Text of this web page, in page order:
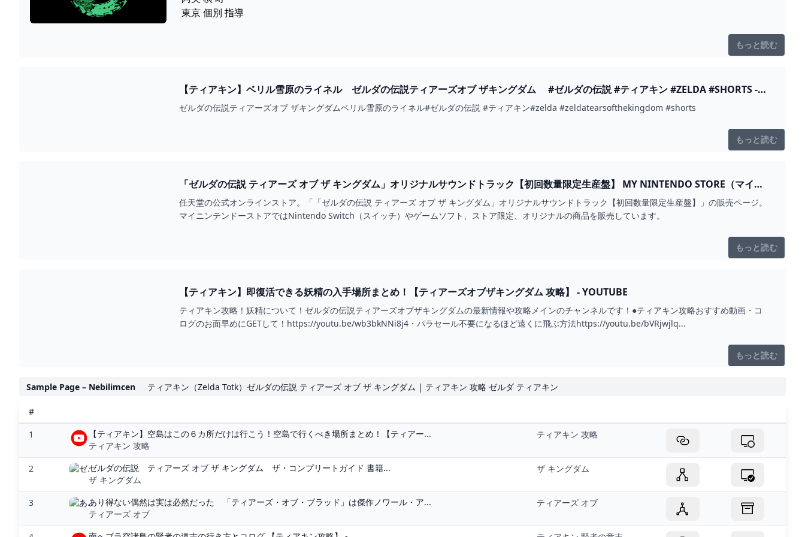
東京 個別 指導
もっと読む
【ティアキン】ベリル雪原のライネル ゼルダの伝説ティアーズオブ ザキングダム #ゼルダの伝説 #ティアキン #ZELDA #SHORTS -
YOUTUBE
ゼルダの伝説ティアーズオブ ザキングダムベリル雪原のライネル#ゼルダの伝説 #ティアキン#zelda #zeldatearsofthekingdom #shorts
もっと読む
「ゼルダの伝説 ティアーズ オブ ザ キングダム」オリジナルサウンドトラック【初回数量限定生産盤】 MY NINTENDO STORE（マイニ
ンテンドーストア）
任天堂の公式オンラインストア。「「ゼルダの伝説 ティアーズ オブ ザ キングダム」オリジナルサウンドトラック【初回数量限定生産盤】」の販売ページ。
マイニンテンドーストアではNintendo Switch（スイッチ）やゲームソフト、ストア限定、オリジナルの商品を販売しています。
もっと読む
【ティアキン】即復活できる妖精の入手場所まとめ！【ティアーズオブザキングダム 攻略】 - YOUTUBE
ティアキン攻略！妖精について！ゼルダの伝説ティアーズオブザキングダムの最新情報や攻略メインのチャンネルです！●ティアキン攻略おすすめ動画・コ
ログのお面早めにGETして！https://youtu.be/wb3bkNNi8j4・パラセール不要になるほど遠くに飛ぶ方法https://youtu.be/bVRjwjlq...
もっと読む
Sample Page – Nebilimcen ティアキン（Zelda Totk）ゼルダの伝説 ティアーズ オブ ザ キングダム | ティアキン 攻略 ゼルダ ティアキン
#
1
【ティアキン】空島はこの６カ所だけは行こう！空島で行くべき場所まとめ！【ティアー...
ティアキン 攻略
ティアキン 攻略
2
ゼルダの伝説 ティアーズ オブ ザ キングダム ザ・コンプリートガイド 書籍...
ザ キングダム
ザ キングダム
3
あり得ない偶然は実は必然だった 「ティアーズ・オブ・ブラッド」は傑作ノワール・ア...
ティアーズ オブ
ティアーズ オブ